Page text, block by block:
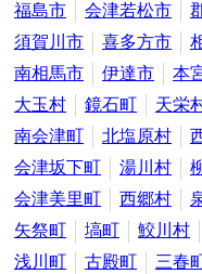
福島市 会津若松市
須賀川市
喜多方市
南相馬市
伊達市 本
大玉村
鏡石町 天栄
南会津町
北塩原村
会津坂下町
湯川村
会津美里町
西郷村
矢祭町
塙町 鮫川村
浅川町
古殿町 三春